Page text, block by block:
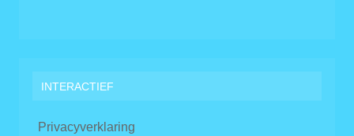
INTERACTIEF
Privacyverklaring